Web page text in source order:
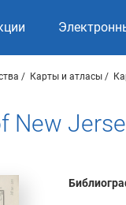
Карты и атласы
New